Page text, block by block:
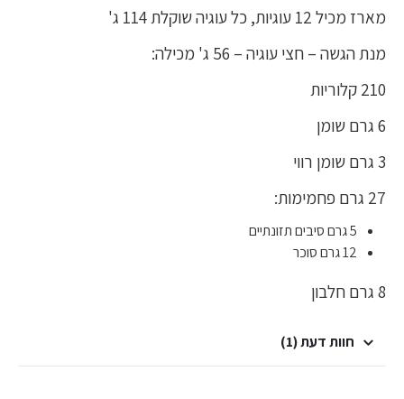
מארז מכיל 12 עוגיות, כל עוגיה שוקלת 114 ג'
מנת הגשה – חצי עוגיה – 56 ג' מכילה:
210 קלוריות
6 גרם שומן
3 גרם שומן רווי
27 גרם פחמימות:
5 גרם סיבים תזונתיים
12 גרם סוכר
8 גרם חלבון
חוות דעת (1)